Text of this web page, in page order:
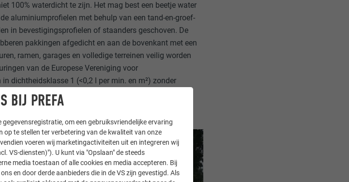
100% waterdicht te zijn. Het mag best een beetje water
aluminiumprofielen met behulp van een tand-en-groef-
in bevestigingsprofielen of staanders geschoven. De
pakkingen afgedicht en aan de bovenkant met een
ramen, garages en volledige terreinen veilig worden
van de Europese Vereniging voor
dichtheidsklasse 1 (<0,2 l per min. en m²) zonder
min. en m²) met middenkolom.
BIJ PREFA
om een gebruiksvriendelijke ervaring
op te stellen ter verbetering van de kwaliteit van onze
voeren wij marketingactiviteiten uit en integreren wij
VS-diensten)"). U kunt via "Opslaan" de steeds
media toestaan of alle cookies en media accepteren. Bij
en door derde aanbieders die in de VS zijn gevestigd. Als